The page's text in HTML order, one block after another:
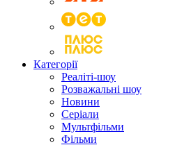
Категорії
Реаліті-шоу
Розважальні шоу
Новини
Серіали
Мультфільми
Фільми